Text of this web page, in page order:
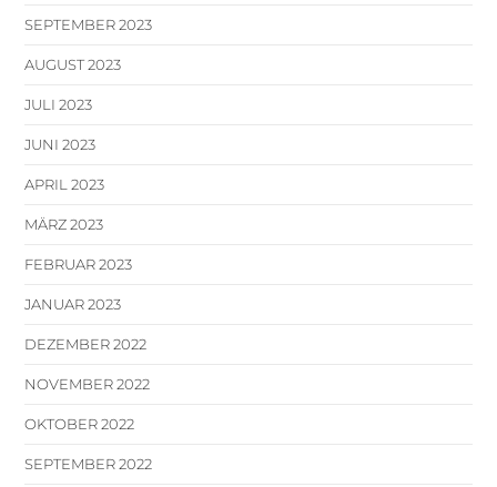
SEPTEMBER 2023
AUGUST 2023
JULI 2023
JUNI 2023
APRIL 2023
MÄRZ 2023
FEBRUAR 2023
JANUAR 2023
DEZEMBER 2022
NOVEMBER 2022
OKTOBER 2022
SEPTEMBER 2022